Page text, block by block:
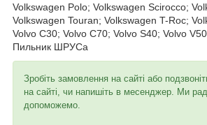
Volkswagen Polo; Volkswagen Scirocco;
Volkswagen Touran; Volkswagen T-Roc;
Volvo C30; Volvo C70; Volvo S40; Volvo
Пильник ШРУСа
Зробіть замовлення на сайті або
на сайті, чи напишіть в месенджер. Ми
допоможемо.